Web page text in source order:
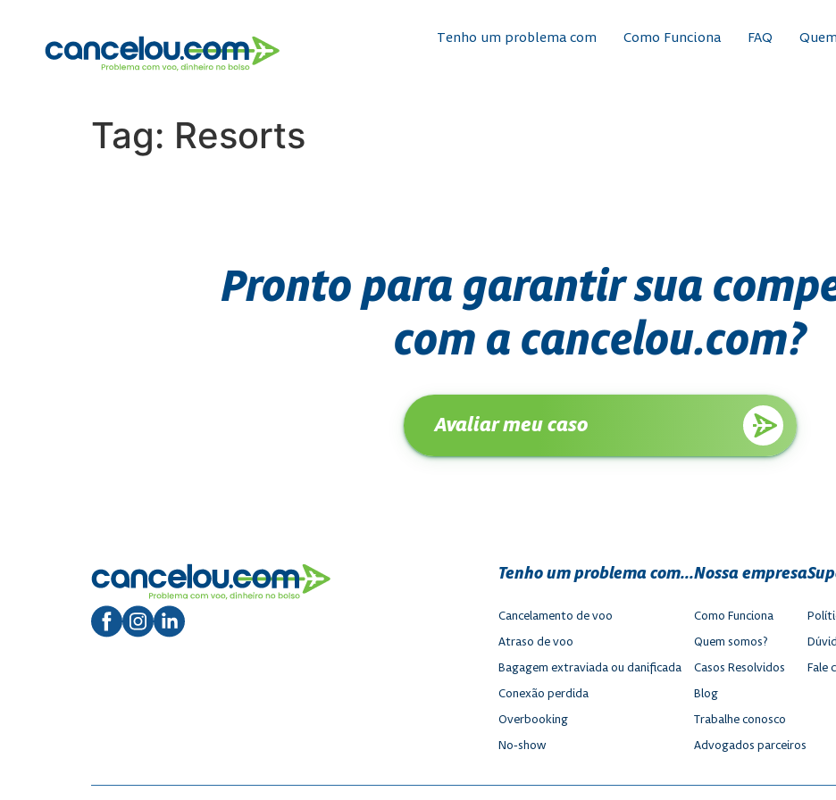
Tenho um problema com Como Funciona FAQ
Tag: Resorts
Pronto para garantir sua
com a cancelou.com?
Avaliar meu caso
Tenho um problema com...
Cancelamento de voo
Atraso de voo
Bagagem extraviada ou danificada
Conexão perdida
Overbooking
No-show
Nossa empresa
Como Funciona
Quem somos?
Casos Resolvidos
Blog
Trabalhe conosco
Advogados parceiros
Fale